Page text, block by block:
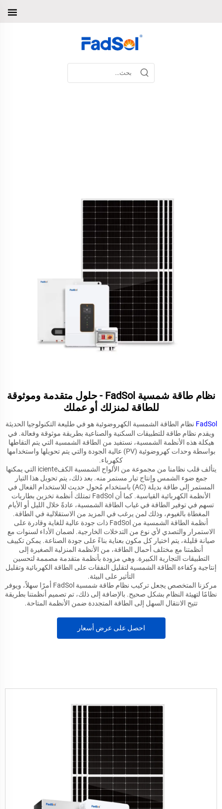
نظام طاقة شمسية FadSol - حلول متقدمة وموثوقة
للطاقة لمنزلك أو عملك
FadSolنظام الطاقة الشمسية الكهروضوئية هو في طليعة التكنولوجيا الحديثة
ويقدم نظام طاقة للتطبيقات السكنية والصناعية بطريقة موثوقة وفعالة. في
هيكلة هذه الأنظمة الشمسية، نستفيد من الطاقة الشمسية التي يتم التقاطها
بواسطة وحدات كهروضوئية (PV) عالية الجودة والتي يتم تحويلها واستخدامها
ككهرباء.
يتألف قلب نظامنا من مجموعة من الألواح الشمسية الكفiciente التي يمكنها
جمع ضوء الشمس وإنتاج تيار مستمر منه. بعد ذلك، يتم تحويل هذا التيار
المستمر إلى طاقة بديلة (AC) باستخدام مُحول حديث للاستخدام الفعال في
الأنظمة الكهربائية القياسية. كما أن FadSol تمتلك أنظمة تخزين بطاريات
تسهم في توفير الطاقة في غياب الطاقة الشمسية، عادةً خلال الليل أو الأيام
المغطاة بالغيوم، وذلك لمن يرغب في المزيد من الاستقلالية في الطاقة.
أنظمة الطاقة الشمسية من FadSol ذات جودة عالية للغاية وقادرة على
الاستمرار والتصدي لأي نوع من التدخلات الخارجية. لضمان الأداء لسنوات مع
صيانة قليلة، يتم اختيار كل مكون بعناية بناءً على جودة الصناعة. يمكن تكييف
أنظمتنا مع مختلف أحمال الطاقة، من الأنظمة المنزلية الصغيرة إلى
التطبيقات التجارية الكبيرة. وهي مزودة بأنظمة متقدمة مصممة لتحسين
إنتاجية وكفاءة الطاقة الشمسية لتقليل النفقات على الطاقة الكهربائية وتقليل
التأثير على البيئة.
مركزنا المتخصص يجعل تركيب نظام طاقة شمسية FadSol أمرًا سهلاً، ويوفر
نظامًا لتهيئة النظام بشكل صحيح. بالإضافة إلى ذلك، تم تصميم أنظمتنا بطريقة
تتيح الانتقال السهل إلى الطاقة المتجددة ضمن الأنظمة المتاحة.
احصل على عرض أسعار